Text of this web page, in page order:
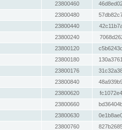
23800460
23800480
23800440
23800240
23800120
23800180
23800176
23800840
23800620
23800660
23800630
23800760